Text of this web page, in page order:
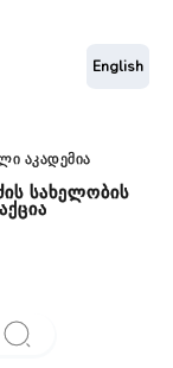
აკადემია
სახელობის
English